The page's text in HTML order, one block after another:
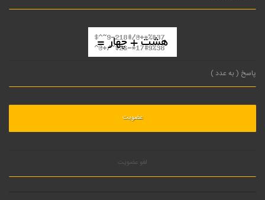
لغو عضویت